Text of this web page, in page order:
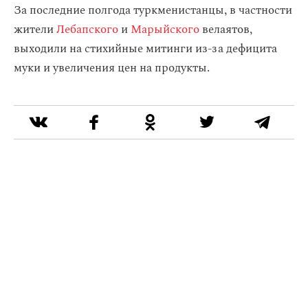
За последние полгода туркменистанцы, в частности
жителиЛебапскогоиМарыйскоговелаятов,
выходили на стихийные митинги из-за дефицита
муки и увеличения цен на продукты.